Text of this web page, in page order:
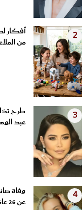
2
أفكار
من
3
طرح
عبد
4
وفاة
عن 26 عامًا بعد 3 سنوات...